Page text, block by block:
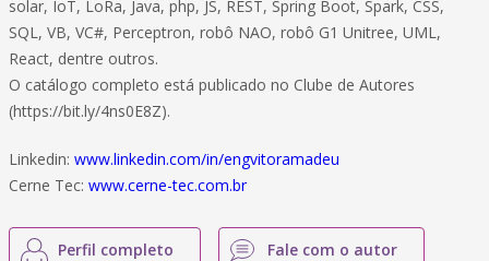
solar, IoT, LoRa, Java, php, JS, REST, Spring Boot, Spark, CSS,
SQL, VB, VC#, Perceptron, robô NAO, robô G1 Unitree, UML,
React, dentre outros.
O catálogo completo está publicado no Clube de Autores
(https://bit.ly/4ns0E8Z).
Linkedin: www.linkedin.com/in/engvitoramadeu
Cerne Tec: www.cerne-tec.com.br
Perfil completo Fale com o autor